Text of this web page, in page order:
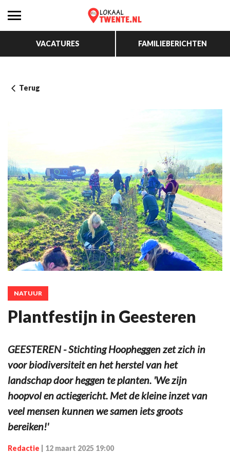
VACATURES FAMILIEBERICHTEN
Terug
NATUUR
Plantfestijn in Geesteren
GEESTEREN - Stichting Hoopheggen zet zich in
voor biodiversiteit en het herstel van het
landschap door heggen te planten. 'We zijn
hoopvol en actiegericht. Met de kleine inzet van
veel mensen kunnen we samen iets groots
bereiken!'
Redactie 12 maart 2025 19:00